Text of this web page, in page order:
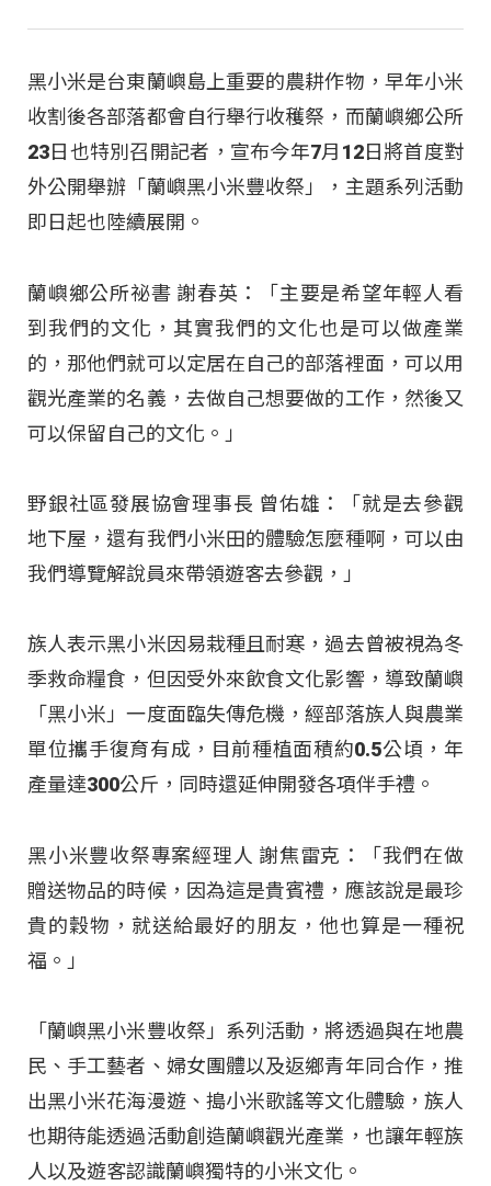
黑小米是台東蘭嶼島上重要的農耕作物，早年小米
收割後各部落都會自行舉行收穫祭，而蘭嶼鄉公所
23日也特別召開記者，宣布今年7月12日將首度對
外公開舉辦「蘭嶼黑小米豐收祭」，主題系列活動
即日起也陸續展開。
蘭嶼鄉公所祕書 謝春英：「主要是希望年輕人看
到我們的文化，其實我們的文化也是可以做產業
的，那他們就可以定居在自己的部落裡面，可以用
觀光產業的名義，去做自己想要做的工作，然後又
可以保留自己的文化。」
野銀社區發展協會理事長 曾佑雄：「就是去參觀
地下屋，還有我們小米田的體驗怎麼種啊，可以由
我們導覽解說員來帶領遊客去參觀，」
族人表示黑小米因易栽種且耐寒，過去曾被視為冬
季救命糧食，但因受外來飲食文化影響，導致蘭嶼
「黑小米」一度面臨失傳危機，經部落族人與農業
單位攜手復育有成，目前種植面積約0.5公頃，年
產量達300公斤，同時還延伸開發各項伴手禮。
黑小米豐收祭專案經理人 謝焦雷克：「我們在做
贈送物品的時候，因為這是貴賓禮，應該說是最珍
貴的穀物，就送給最好的朋友，他也算是一種祝
福。」
「蘭嶼黑小米豐收祭」系列活動，將透過與在地農
民、手工藝者、婦女團體以及返鄉青年同合作，推
出黑小米花海漫遊、搗小米歌謠等文化體驗，族人
也期待能透過活動創造蘭嶼觀光產業，也讓年輕族
人以及遊客認識蘭嶼獨特的小米文化。